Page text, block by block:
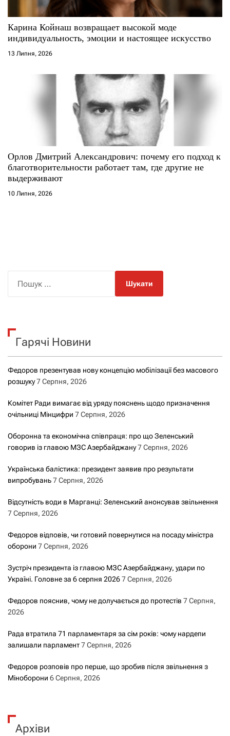
Карина Койнаш возвращает высокой моде
индивидуальность, эмоции и настоящее искусство
13 Липня, 2026
Орлов Дмитрий Александрович: почему его подход к
благотворительности работает там, где другие не
выдерживают
10 Липня, 2026
к
Гарячі Новини
Федоров презентував нову концепцію мобілізації без масового
розшуку7 Серпня, 2026
Комітет Ради вимагає від уряду пояснень щодо призначення
очільниці Мінцифри 7 Серпня, 2026
Оборонна та економічна співпраця: про що Зеленський
говорив із главою МЗС Азербайджану7 Серпня, 2026
Українська балістика: президент заявив про результати
випробувань7 Серпня, 2026
Відсутність води в Марганці: Зеленський анонсував звільнення
7 Серпня, 2026
Федоров відповів, чи готовий повернутися на посаду міністра
оборони 7 Серпня, 2026
Зустріч президента із главою МЗС Азербайджану, удари по
Україні. Головне за 6 серпня 20267 Серпня, 2026
Федоров пояснив, чому не долучається до протестів 7 Серпня,
2026
Рада втратила 71 парламентаря за сім років: чому нардепи
залишали парламент7 Серпня, 2026
Федоров розповів про перше, що зробив після звільнення з
Міноборони 6 Серпня, 2026
Архіви